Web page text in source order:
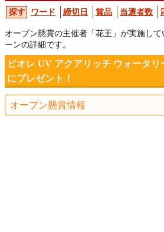
ワード 締切日 賞品 当選者数
オープン懸賞の主催者「花王」が実施し
ーンの詳細です。
ビオレ UV アクアリッチ ウォータ
にプレゼント！
オープン懸賞情報